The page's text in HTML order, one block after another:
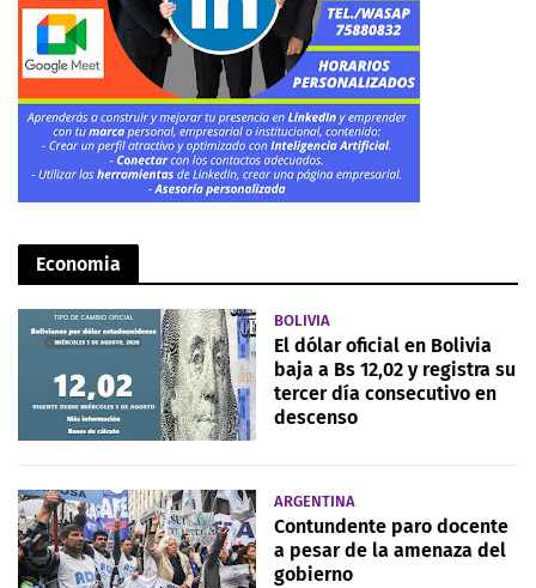
Economia
BOLIVIA
El dólar oficial en Bolivia
baja a Bs 12,02 y registra su
tercer día consecutivo en
descenso
ARGENTINA
Contundente paro docente
a pesar de la amenaza del
gobierno